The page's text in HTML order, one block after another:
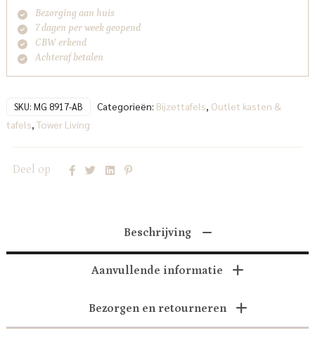
Bezorging aan huis
7 dagen per week geopend
CBW erkend
Achteraf betalen
SKU: MG 8917-AB Categorieën: Bijzettafels Outlet kasten &
tafels Tower Living
Deel op
Beschrijving
Aanvullende informatie
Bezorgen en retourneren